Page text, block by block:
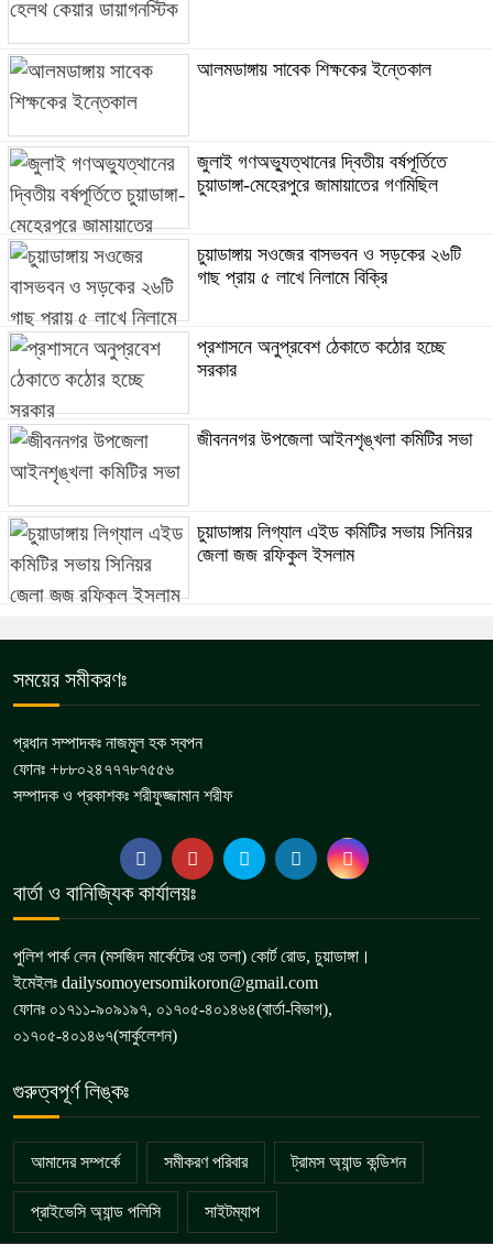
আলমডাঙ্গায় সাবেক শিক্ষকের ইন্তেকাল
জুলাই গণঅভ্যুত্থানের দ্বিতীয় বর্ষপূর্তিতে
চুয়াডাঙ্গা-মেহেরপুরে জামায়াতের গণমিছিল
চুয়াডাঙ্গায় সওজের বাসভবন ও সড়কের ২৬টি
গাছ প্রায় ৫ লাখে নিলামে বিক্রি
প্রশাসনে অনুপ্রবেশ ঠেকাতে কঠোর হচ্ছে
সরকার
জীবননগর উপজেলা আইনশৃঙ্খলা কমিটির সভা
চুয়াডাঙ্গায় লিগ্যাল এইড কমিটির সভায় সিনিয়র
জেলা জজ রফিকুল ইসলাম
সময়ের সমীকরণঃ
প্রধান সম্পাদকঃ নাজমুল হক স্বপন
ফোনঃ +৮৮০২৪৭৭৭৮৭৫৫৬
সম্পাদক ও প্রকাশকঃ শরীফুজ্জামান শরীফ
বার্তা ও বানিজ্যিক কার্যালয়ঃ
পুলিশ পার্ক লেন (মসজিদ মার্কেটের ৩য় তলা) কোর্ট রোড, চুয়াডাঙ্গা।
ইমেইলঃ dailysomoyersomikoron@gmail.com
ফোনঃ ০১৭১১-৯০৯১৯৭, ০১৭০৫-৪০১৪৬৪(বার্তা-বিভাগ),
০১৭০৫-৪০১৪৬৭(সার্কুলেশন)
গুরুত্বপূর্ণ লিঙ্কঃ
আমাদের সম্পর্কে সমীকরণ পরিবার ট্রামস অ্যান্ড কন্ডিশন
প্রাইভেসি অ্যান্ড পলিসি সাইটম্যাপ